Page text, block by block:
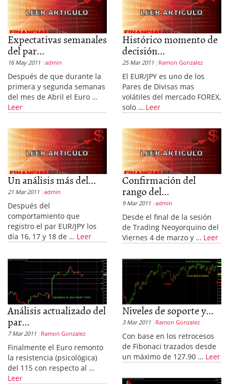
Expectativas semanales
del par...
16 May 2011 admin
Después de que durante la
primera y segunda semanas
del mes de Abril el Euro …
Leer
Histórico momento de
decisión...
25 Mar 2011 Ramon Gonzalez
El EUR/JPY es uno de los
Pares de Divisas mas
volátiles del mercado FOREX,
solo … Leer
Un análisis más del...
21 Mar 2011 admin
Después del
comportamiento que
registro el par EUR/JPY los
día 16, 17 y 18 de … Leer
Confirmación del
rango del...
9 Mar 2011 admin
Desde el final de la sesión
de Trading Neoyorquino del
Viernes 4 de marzo y … Leer
Análisis actualizado del
par...
7 Mar 2011 Ramon Gonzalez
Finalmente el Euro remonto
la resistencia (psicológica)
del 115 con respecto al …
Leer
Niveles de soporte y...
3 Mar 2011 Ramon Gonzalez
Con base en los retrocesos
de Fibonaci trazados desde
un máximo de 127.90 … Leer